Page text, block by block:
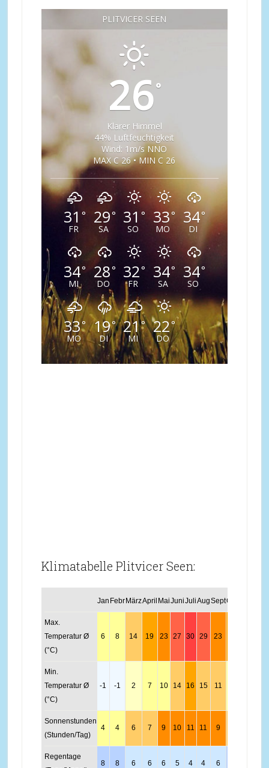
PLITVICER SEEN
26°
Klarer Himmel
44% Luftfeuchtigkeit
Wind: 1m/s NNO
MAX C 26 • MIN C 26
31 °
FR
29°
SA
31 °
SO
33°
MO
34°
DI
34°
MI
28°
DO
32°
FR
34°
SA
34°
SO
33°
MO
19°
DI
21°
MI
22°
DO
Klimatabelle Plitvicer Seen:
Jan Febr MärzApril MaiJuniJuliAugSeptOkt
Max.
Temperatur Ø
(°C)
6 8 14 19 23 27 30 29 23
Min.
Temperatur Ø
(°C)
-1 -1 2 7 10 14 16 15 11
Sonnenstunden
(Stunden/Tag)
4 4 6 7 9 10 11 11 9
Regentage
8 8 6 6 6 5 4 4 6